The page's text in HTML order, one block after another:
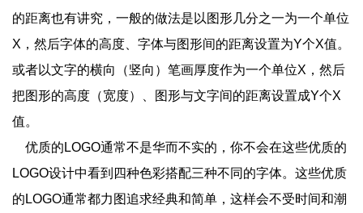
的距离也有讲究，一般的做法是以图形几分之一为一个单位
X，然后字体的高度、字体与图形间的距离设置为Y个X值。
或者以文字的横向（竖向）笔画厚度作为一个单位X，然后
把图形的高度（宽度）、图形与文字间的距离设置成Y个X
值。
优质的LOGO通常不是华而不实的，你不会在这些优质的
LOGO设计中看到四种色彩搭配三种不同的字体。这些优质
的LOGO通常都力图追求经典和简单，这样会不受时间和潮